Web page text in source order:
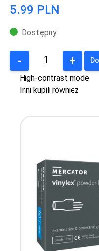
5.99 PLN
Dostępny
- +
High-contrast mode
Inni kupili również